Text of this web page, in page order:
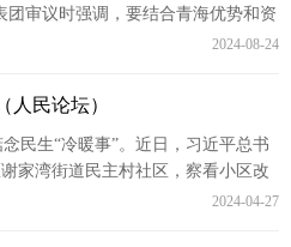
团审议时强调，要结合青海优势和资
发展战略，加快建设世界级盐湖产业
2024-08-24
人民论坛）
生“冷暖事”。近日，习近平总书
家湾街道民主村社区，察看小区改
2024-04-27